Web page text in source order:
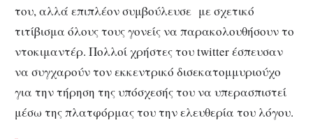
του, αλλά επιπλέον συμβούλευσε με σχετικό
τιτίβισμα όλους τους γονείς να παρακολουθήσουν το
ντοκιμαντέρ. Πολλοί χρήστες του twitter έσπευσαν
να συγχαρούν τον εκκεντρικό δισεκατομμυριούχο
για την τήρηση της υπόσχεσής του να υπερασπιστεί
μέσω της πλατφόρμας του την ελευθερία του λόγου.